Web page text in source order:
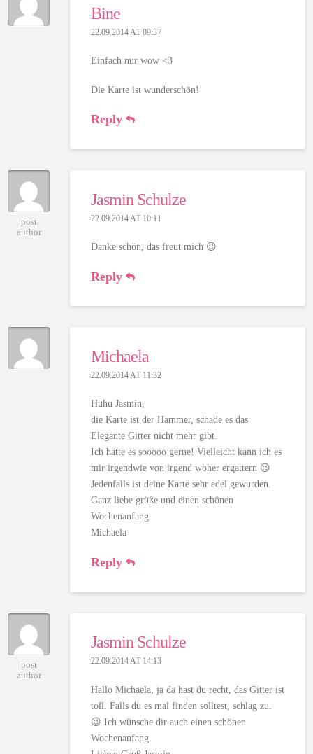
Bine
22.09.2014 AT 09:37
Einfach nur wow <3
Die Karte ist wunderschön!
Reply
post
author
Jasmin Schulze
22.09.2014 AT 10:11
Danke schön, das freut mich 😉
Reply
Michaela
22.09.2014 AT 11:32
Huhu Jasmin,
die Karte ist der Hammer, schade es das
Elegante Gitter nicht mehr gibt.
Ich hätte es sooooo gerne! Vielleicht kann ich es
mir irgendwie von irgend woher ergattern 😉
Jedenfalls ist deine Karte sehr edel gewurden.
Ganz liebe grüße und einen schönen
Wochenanfang
Michaela
Reply
post
author
Jasmin Schulze
22.09.2014 AT 14:13
Hallo Michaela, ja da hast du recht, das Gitter ist
toll. Falls du es mal finden solltest, schlag zu.
😉 Ich wünsche dir auch einen schönen
Wochenanfang.